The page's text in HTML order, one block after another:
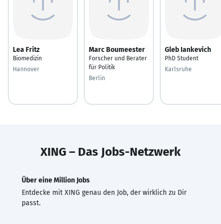
Lea Fritz
Biomedizin
Hannover
Marc Boumeester
Forscher und Berater
für Politik
Berlin
Gleb Iankevich
PhD Student
Karlsruhe
XING – Das Jobs-Netzwerk
Über eine Million Jobs
Entdecke mit XING genau den Job, der wirklich zu Dir
passt.